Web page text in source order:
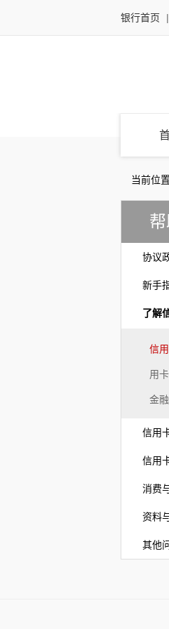
银行首页 |
当前位置
协议
新手
了解
信
用
金
信用
信用
消费
资料
其他